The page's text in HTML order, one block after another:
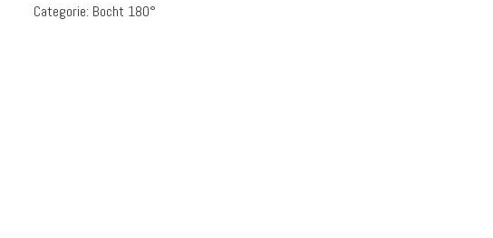
Categorie: Bocht 180°